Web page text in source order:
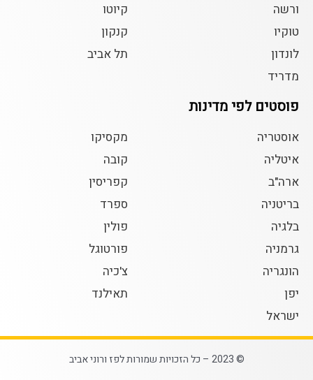
ורשה
טוקיו
לונדון
מדריד
קיוטו
קנקון
תל אביב
פוסטים לפי מדינות
אוסטריה
איטליה
ארה"ב
בריטניה
בלגיה
גרמניה
הונגריה
יפן
ישראל
מקסיקו
קובה
קפריסין
ספרד
פולין
פורטוגל
צ'כיה
תאילנד
© 2023 – כל הזכויות שמורות לפז ורוני אביב